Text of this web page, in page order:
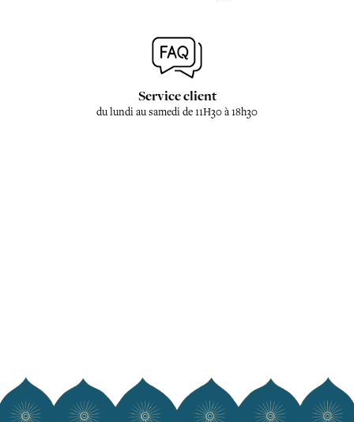
Service client
du lundi au samedi de 11H30 à 18h30